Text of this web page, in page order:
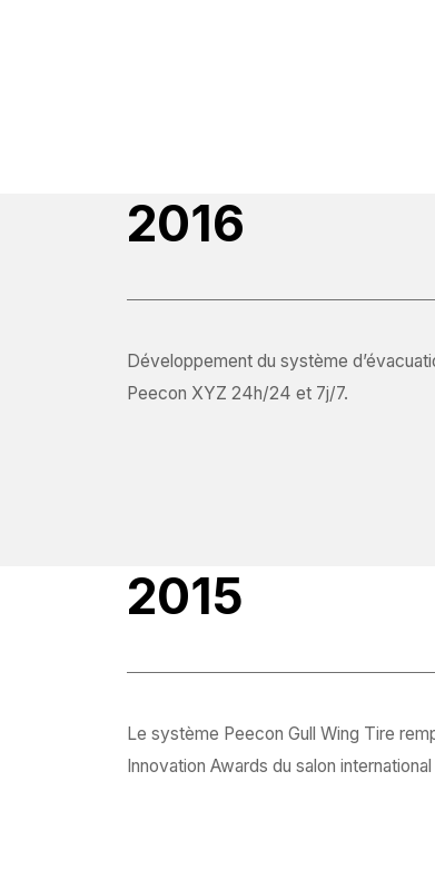
2016
Développement du système
Peecon XYZ 24h/24 et 7j/7.
2015
Le système Peecon Gull Wing Tire
Innovation Awards du salon